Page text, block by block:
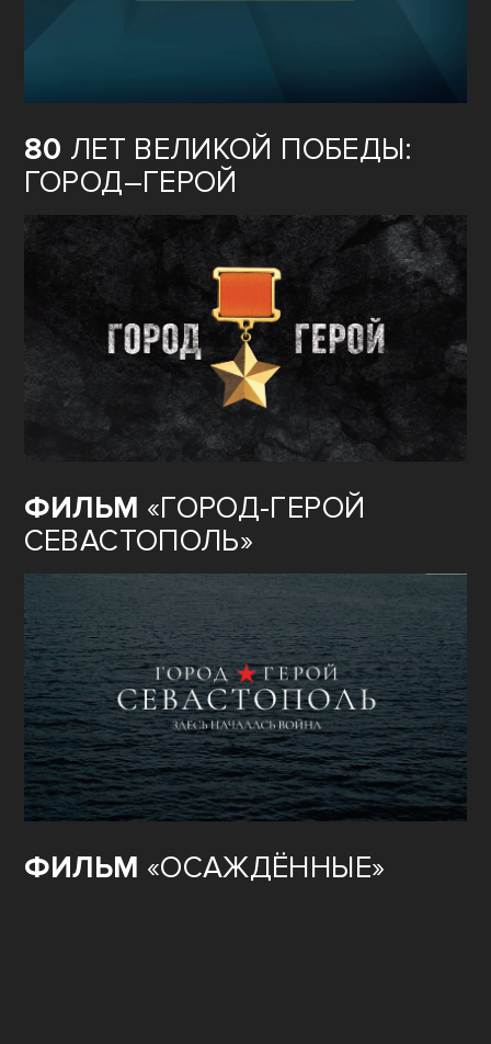
80 ЛЕТ ВЕЛИКОЙ ПОБЕДЫ:
ГОРОД–ГЕРОЙ
ФИЛЬМ «ГОРОД-ГЕРОЙ
СЕВАСТОПОЛЬ»
ФИЛЬМ «ОСАЖДЁННЫЕ»